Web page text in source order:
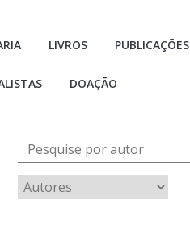
LIVROS PUBLICAÇÕES
DOAÇÃO
Pesquise por autor